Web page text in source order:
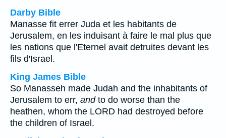
Darby Bible
Manasse fit errer Juda et les habitants de
Jerusalem, en les induisant à faire le mal plus que
les nations que l'Eternel avait detruites devant les
fils d'Israel.
King James Bible
So Manasseh made Judah and the inhabitants of
Jerusalem to err, andto do worse than the
heathen, whom the LORD had destroyed before
the children of Israel.